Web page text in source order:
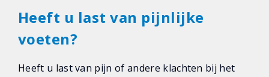
Heeft u last van pijnlijke
voeten?
Heeft u last van pijn of andere klachten bij het